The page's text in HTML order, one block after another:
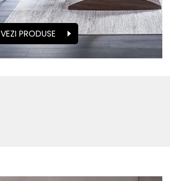
VEZI PRODUSE